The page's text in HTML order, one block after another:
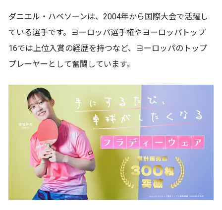
ダニエル・ハベソーンは、2004年から国際大会で活躍し
ている選手です。ヨーロッパ選手権やヨーロッパトップ
16では上位入賞の経歴を持つなど、ヨーロッパのトップ
プレーヤーとして奮闘しています。